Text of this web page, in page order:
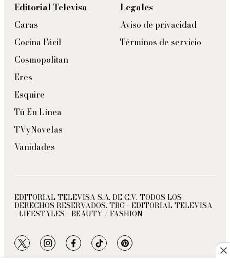
Editorial Televisa
Caras
Cocina Fácil
Cosmopolitan
Eres
Esquire
Tú En Línea
TVyNovelas
Vanidades
Legales
Aviso de privacidad
Términos de servicio
EDITORIAL TELEVISA S.A. DE C.V. TODOS LOS
DERECHOS RESERVADOS. TBG - EDITORIAL TELEVISA
- LIFESTYLES - BEAUTY / FASHION
twitterinstagramfacebooktiktokpinterest